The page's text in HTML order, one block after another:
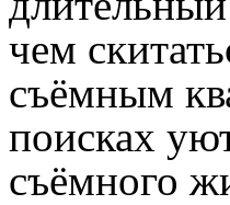
чем
съёмным
поисках
съёмного